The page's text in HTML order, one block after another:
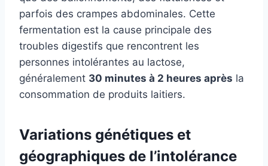
parfois des crampes abdominales. Cette
fermentation est la cause principale des
troubles digestifs que rencontrent les
personnes intolérantes au lactose,
généralement 30 minutes à 2 heures après la
consommation de produits laitiers.
Variations génétiques et
géographiques de l’intolérance